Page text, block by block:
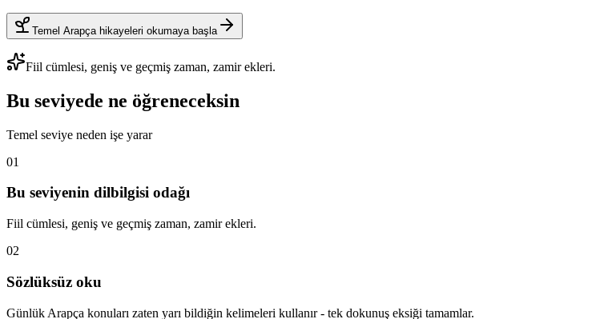
Temel Arapça hikayeleri okumaya başla
Fiil cümlesi, geniş ve geçmiş zaman, zamir ekleri.
Bu seviyede ne öğreneceksin
Temel seviye neden işe yarar
01
Bu seviyenin dilbilgisi odağı
Fiil cümlesi, geniş ve geçmiş zaman, zamir ekleri.
02
Sözlüksüz oku
Günlük Arapça konuları zaten yarı bildiğin kelimeleri kullanır - tek dokunuş eksiği tamamlar.